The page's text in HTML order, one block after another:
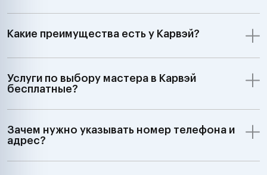
Какие преимущества есть у Карвэй?
Услуги по выбору мастера в Карвэй
бесплатные?
Зачем нужно указывать номер телефона и
адрес?